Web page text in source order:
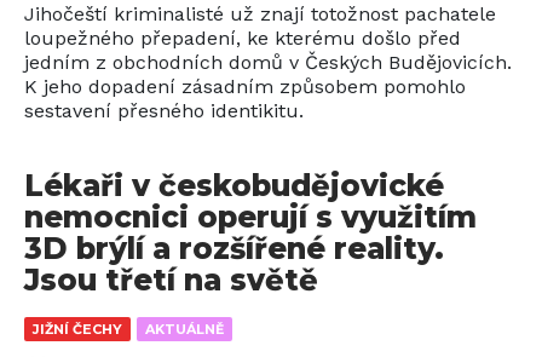
Jihočeští kriminalisté už znají totožnost pachatele
loupežného přepadení, ke kterému došlo před
jedním z obchodních domů v Českých Budějovicích.
K jeho dopadení zásadním způsobem pomohlo
sestavení přesného identikitu.
JIŽNÍ ČECHY AKTUÁLNĚ
Lékaři v českobudějovické
nemocnici operují s využitím
3D brýlí a rozšířené reality.
Jsou třetí na světě